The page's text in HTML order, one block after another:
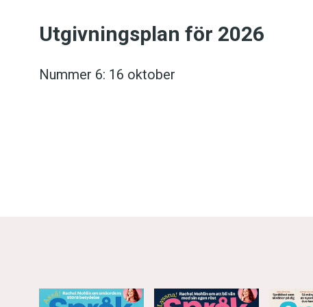
Prenumerera
Utgivningsplan för 2026
Nummer 6: 16 oktober